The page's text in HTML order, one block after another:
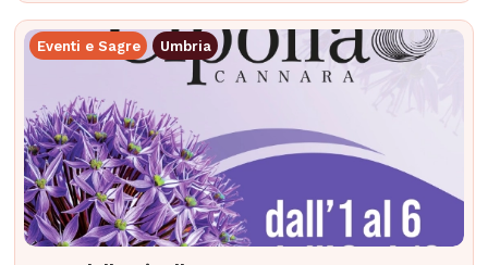
Eventi e Sagre Umbria